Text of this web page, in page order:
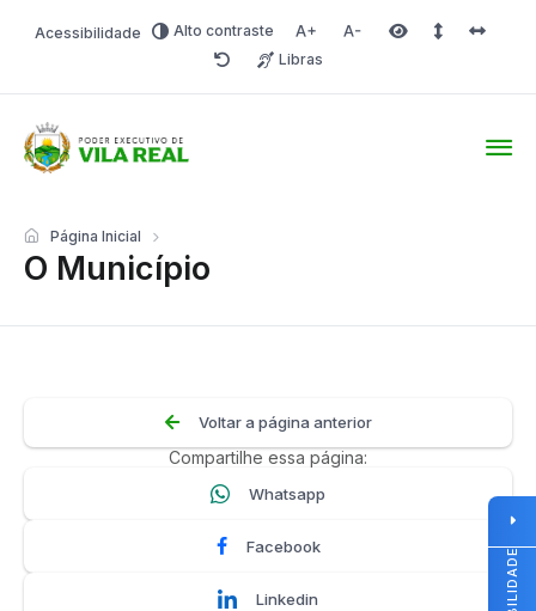
Acessibilidade Alto contraste Aumentar fonte
Diminuir fonteÁrea selecionada
Espaço
RedefinirLibras
O Município
Página Inicial
Voltar a página anterior
Compartilhe essa página:
Whatsapp
Facebook
Linkedin